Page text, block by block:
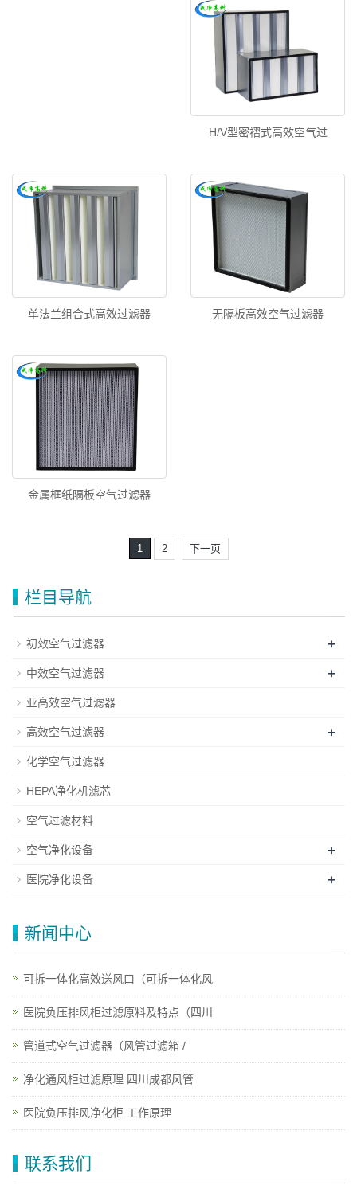
H/V型密褶式高效空气过
单法兰组合式高效过滤器 无隔板高效空气过滤器
金属框纸隔板空气过滤器
1 2 下一页
栏目导航
初效空气过滤器 +
中效空气过滤器 +
亚高效空气过滤器
高效空气过滤器 +
化学空气过滤器
HEPA净化机滤芯
空气过滤材料
空气净化设备 +
医院净化设备 +
新闻中心
可拆一体化高效送风口（可拆一体化风
医院负压排风柜过滤原料及特点（四川
管道式空气过滤器（风管过滤箱 /
净化通风柜过滤原理 四川成都风管
医院负压排风净化柜 工作原理
联系我们